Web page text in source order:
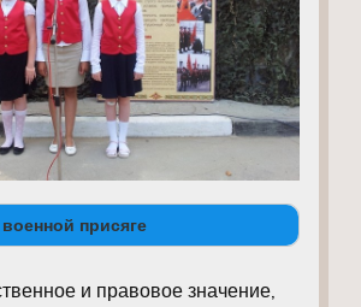
присяге
и правовое значение,